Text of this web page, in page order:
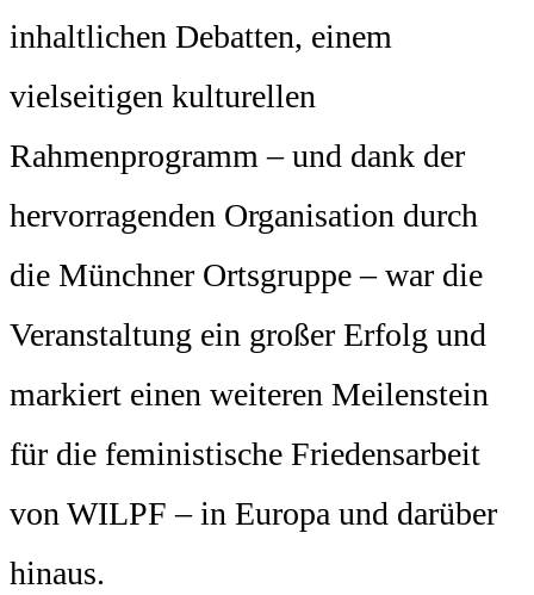
inhaltlichen Debatten, einem
vielseitigen kulturellen
Rahmenprogramm – und dank der
hervorragenden Organisation durch
die Münchner Ortsgruppe – war die
Veranstaltung ein großer Erfolg und
markiert einen weiteren Meilenstein
für die feministische Friedensarbeit
von WILPF – in Europa und darüber
hinaus.